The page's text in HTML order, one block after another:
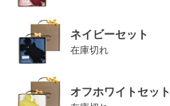
ネイビーセット
在庫切れ
オフホワイトセット